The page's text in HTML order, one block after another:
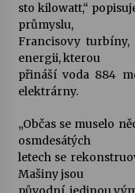
13.
3.
Petr
sto kilowatt,“
průmyslu,
Francisovy
energii, kterou
přináší voda 884
elektrárny.
„Občas se muselo
osmdesátých
letech se
Mašiny jsou